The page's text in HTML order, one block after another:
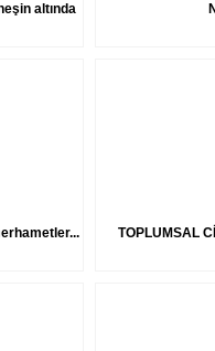
altında
TOPLUMSAL